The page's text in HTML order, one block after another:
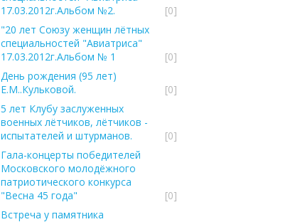
17.03.2012г.Альбом №2.
[0]
"20 лет Союзу женщин лётных
специальностей "Авиатриса"
17.03.2012г.Альбом № 1
[0]
День рождения (95 лет)
Е.М..Кульковой.
[0]
5 лет Клубу заслуженных
военных лётчиков, лётчиков -
испытателей и штурманов.
[0]
Гала-концерты победителей
Московского молодёжного
патриотического конкурса
"Весна 45 года"
[0]
Встреча у памятника